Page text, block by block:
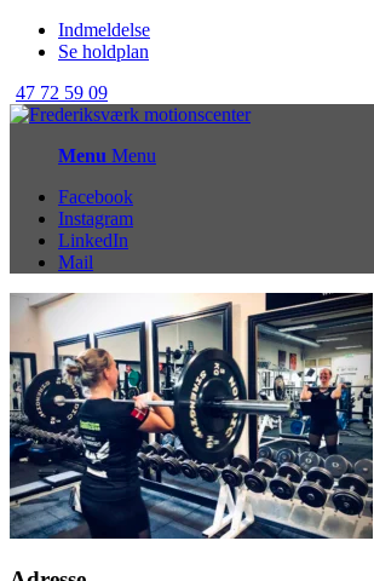
Indmeldelse
Se holdplan
47 72 59 09
Menu Menu
Facebook
Instagram
LinkedIn
Mail